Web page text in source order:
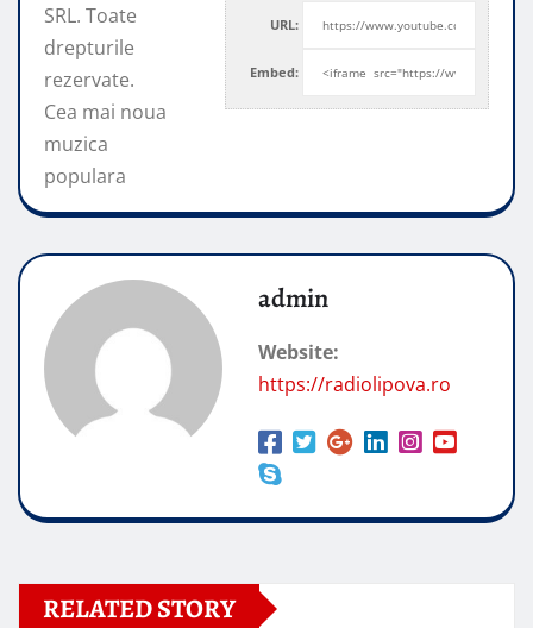
URL:
Embed:
SRL. Toate
drepturile
rezervate.
Cea mai noua
muzica
populara
admin
Website:
https://radiolipova.ro
RELATED STORY